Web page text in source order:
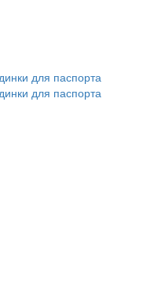
для паспорта
для паспорта